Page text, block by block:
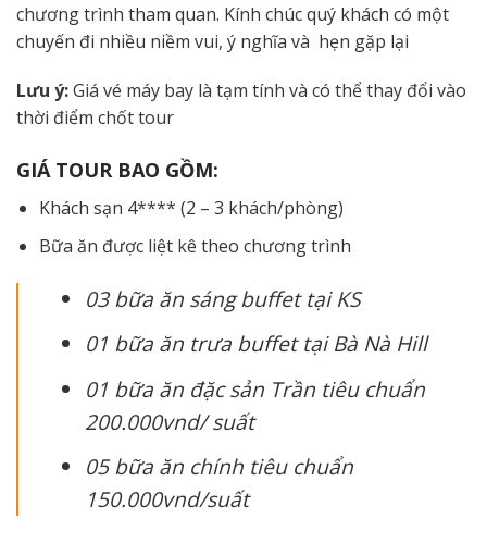
chương trình tham quan. Kính chúc quý khách có một
chuyến đi nhiều niềm vui, ý nghĩa và hẹn gặp lại
Lưu ý:Giá vé máy bay là tạm tính và có thể thay đổi vào
thời điểm chốt tour
GIÁ TOUR BAO GỒM:
Khách sạn 4**** (2 – 3 khách/phòng)
Bữa ăn được liệt kê theo chương trình
03 bữa ăn sáng buffet tại KS
01 bữa ăn trưa buffet tại Bà Nà Hill
01 bữa ăn đặc sản Trần tiêu chuẩn
200.000vnd/ suất
05 bữa ăn chính tiêu chuẩn
150.000vnd/suất